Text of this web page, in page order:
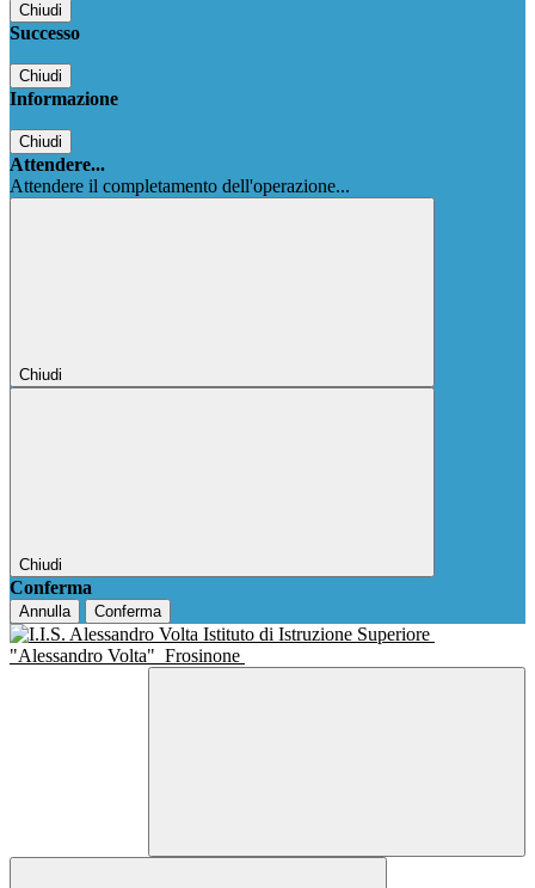
Chiudi
Successo
Chiudi
Informazione
Chiudi
Attendere...
Attendere il completamento dell'operazione...
Chiudi
Chiudi
Conferma
Annulla Conferma
Istituto di Istruzione Superiore
"Alessandro Volta" Frosinone